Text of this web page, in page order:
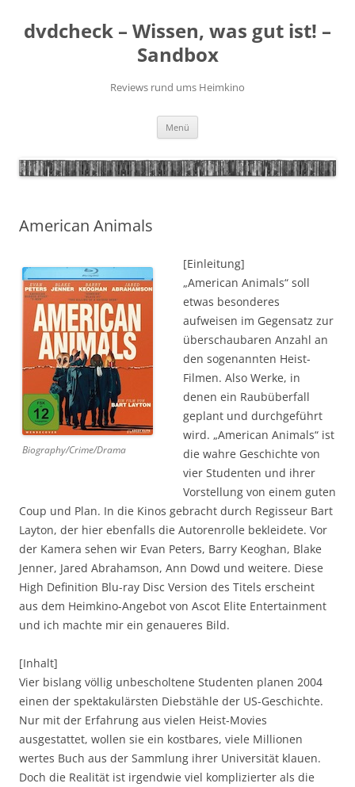
springen
dvdcheck – Wissen, was gut ist! –
Sandbox
Reviews rund ums Heimkino
Menü
American Animals
Biography/Crime/Drama
[Einleitung]
„American Animals“ soll
etwas besonderes
aufweisen im Gegensatz zur
überschaubaren Anzahl an
den sogenannten Heist-
Filmen. Also Werke, in
denen ein Raubüberfall
geplant und durchgeführt
wird. „American Animals“ ist
die wahre Geschichte von
vier Studenten und ihrer
Vorstellung von einem guten
Coup und Plan. In die Kinos gebracht durch Regisseur Bart
Layton, der hier ebenfalls die Autorenrolle bekleidete. Vor
der Kamera sehen wir Evan Peters, Barry Keoghan, Blake
Jenner, Jared Abrahamson, Ann Dowd und weitere. Diese
High Definition Blu-ray Disc Version des Titels erscheint
aus dem Heimkino-Angebot von Ascot Elite Entertainment
und ich machte mir ein genaueres Bild.
[Inhalt]
Vier bislang völlig unbescholtene Studenten planen 2004
einen der spektakulärsten Diebstähle der US-Geschichte.
Nur mit der Erfahrung aus vielen Heist-Movies
ausgestattet, wollen sie ein kostbares, viele Millionen
wertes Buch aus der Sammlung ihrer Universität klauen.
Doch die Realität ist irgendwie viel komplizierter als die